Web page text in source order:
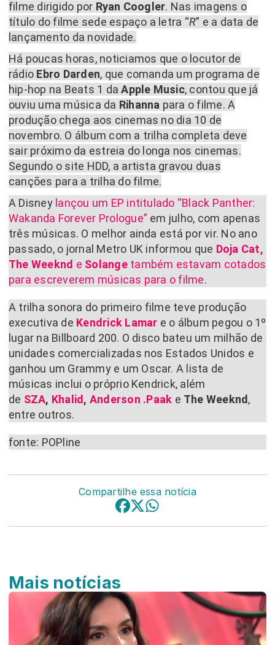
filme dirigido por Ryan Coogler. Nas imagens o
título do filme sede espaço a letra “R” e a data de
lançamento da novidade.
Há poucas horas, noticiamos que o locutor de
rádio Ebro Darden, que comanda um programa de
hip-hop na Beats 1 daApple Music, contou que já
ouviu uma música da Rihanna para o filme. A
produção chega aos cinemas no dia 10 de
novembro. O álbum com a trilha completa deve
sair próximo da estreia do longa nos cinemas.
Segundo o site HDD, a artista gravou duas
canções para a trilha do filme.
A Disney lançou um EP intitulado “Black Panther:
Wakanda Forever Prologue” em julho, com apenas
três músicas. O melhor ainda está por vir. No ano
passado, o jornal Metro UK informou que Doja Cat,
The Weeknd e Solangetambém estavam cotados
para escreverem músicas para o filme.
A trilha sonora do primeiro filme teve produção
executiva de Kendrick Lamar e o álbum pegou o 1º
lugar na Billboard 200. O disco bateu um milhão de
unidades comercializadas nos Estados Unidos e
ganhou um Grammy e um Oscar. A lista de
músicas inclui o próprio Kendrick, além
de SZA, Khalid, Anderson .Paak e The Weeknd,
entre outros.
fonte: POPline
Compartilhe essa notícia
Mais notícias